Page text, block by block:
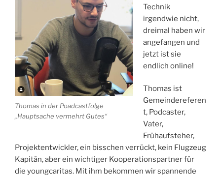
Thomas in der Poadcastfolge
„Hauptsache vermehrt Gutes“
Technik
irgendwie nicht,
dreimal haben wir
angefangen und
jetzt ist sie
endlich online!
Thomas ist
Gemeindereferen
t, Podcaster,
Vater,
Frühaufsteher,
Projektentwickler, ein bisschen verrückt, kein Flugzeug
Kapitän, aber ein wichtiger Kooperationspartner für
die youngcaritas. Mit ihm bekommen wir spannende